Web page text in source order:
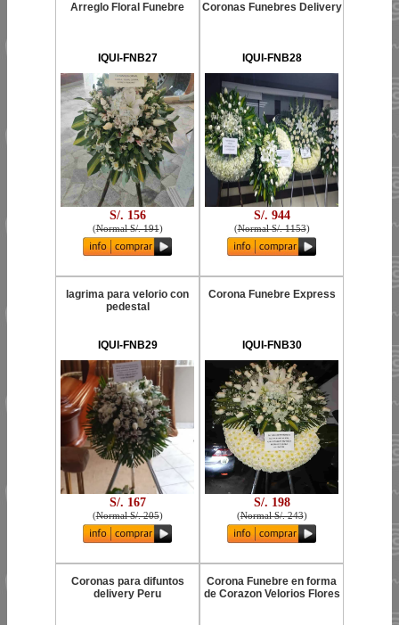
Arreglo Floral Funebre
IQUI-FNB27
S/. 156
(Normal S/. 191)
Coronas Funebres Delivery
IQUI-FNB28
S/. 944
(Normal S/. 1153)
lagrima para velorio con
pedestal
IQUI-FNB29
S/. 167
(Normal S/. 205)
Corona Funebre Express
IQUI-FNB30
S/. 198
(Normal S/. 243)
Coronas para difuntos
delivery Peru
Corona Funebre en forma
de Corazon Velorios Flores